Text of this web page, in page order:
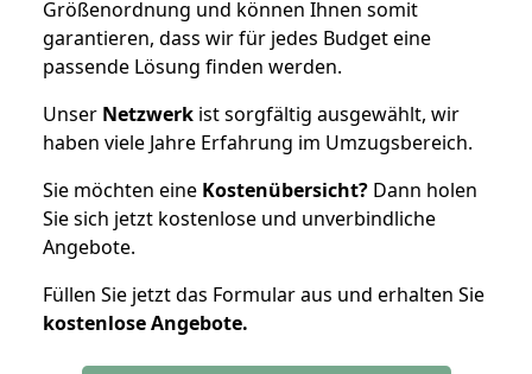
Größenordnung und können Ihnen somit
garantieren, dass wir für jedes Budget eine
passende Lösung finden werden.
Unser Netzwerk ist sorgfältig ausgewählt, wir
haben viele Jahre Erfahrung im Umzugsbereich.
Sie möchten eine Kostenübersicht? Dann holen
Sie sich jetzt kostenlose und unverbindliche
Angebote.
Füllen Sie jetzt das Formular aus und erhalten Sie
kostenloseAngebote.